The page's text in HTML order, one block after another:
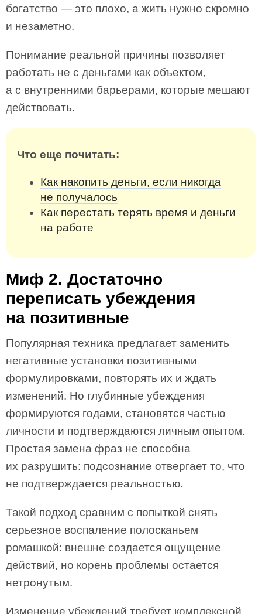
богатство — это плохо, а жить нужно скромно
и незаметно.
Понимание реальной причины позволяет
работать не с деньгами как объектом,
а с внутренними барьерами, которые мешают
действовать.
Что еще почитать:
Как накопить деньги, если никогда
не получалось
Как перестать терять время и деньги
на работе
Миф 2. Достаточно
переписать убеждения
на позитивные
Популярная техника предлагает заменить
негативные установки позитивными
формулировками, повторять их и ждать
изменений. Но глубинные убеждения
формируются годами, становятся частью
личности и подтверждаются личным опытом.
Простая замена фраз не способна
их разрушить: подсознание отвергает то, что
не подтверждается реальностью.
Такой подход сравним с попыткой снять
серьезное воспаление полосканьем
ромашкой: внешне создается ощущение
действий, но корень проблемы остается
нетронутым.
Изменение убеждений требует комплексной